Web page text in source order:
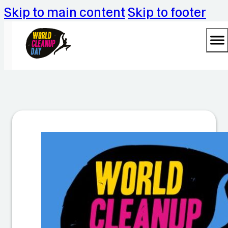
Skip to main content Skip to footer
a
R
o